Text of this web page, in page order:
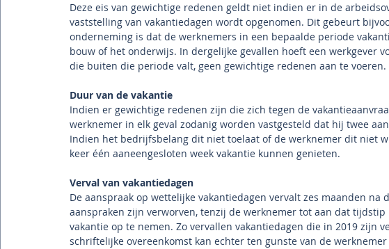
Deze eis van gewichtige redenen geldt niet indien er in de
vaststelling van vakantiedagen wordt opgenomen. Dit gebeurt
onderneming is dat de werknemers in een bepaalde periode
bouw of het onderwijs. In dergelijke gevallen hoeft een werkgever
die buiten die periode valt, geen gewichtige redenen aan te voeren.
Duur van de vakantie
Indien er gewichtige redenen zijn die zich tegen de
werknemer in elk geval zodanig worden vastgesteld dat hij twee
Indien het bedrijfsbelang dit niet toelaat of de werknemer dit niet
keer één aaneengesloten week vakantie kunnen genieten.
Verval van vakantiedagen
De aanspraak op wettelijke vakantiedagen vervalt zes maanden na
aanspraken zijn verworven, tenzij de werknemer tot aan dat
vakantie op te nemen. Zo vervallen vakantiedagen die in 2019 zijn
schriftelijke overeenkomst kan echter ten gunste van de